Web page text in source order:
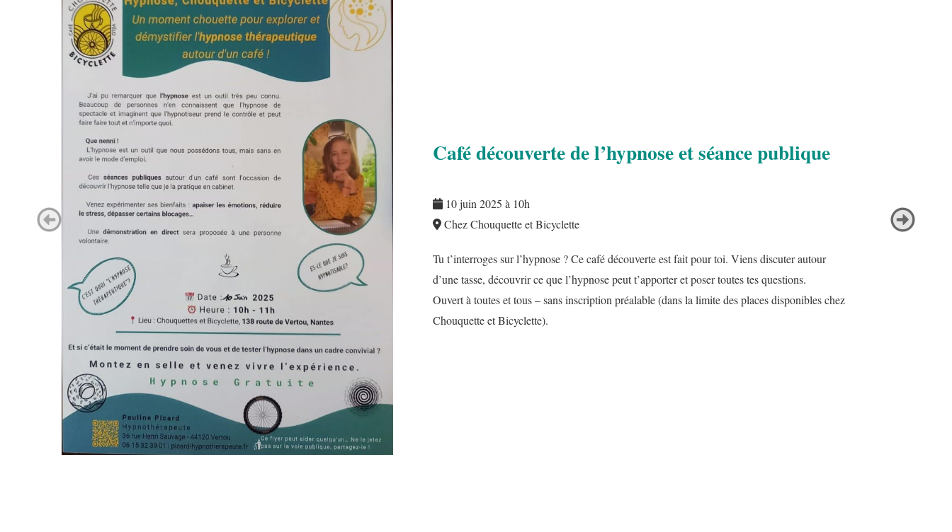
Café découverte de l’hypnose et séance publique
10 juin 2025 à 10h
Chez Chouquette et Bicyclette
Tu t’interroges sur l’hypnose ? Ce café découverte est fait pour toi. Viens discuter autour
d’une tasse, découvrir ce que l’hypnose peut t’apporter et poser toutes tes questions.
Ouvert à toutes et tous – sans inscription préalable (dans la limite des places disponibles chez
Chouquette et Bicyclette).